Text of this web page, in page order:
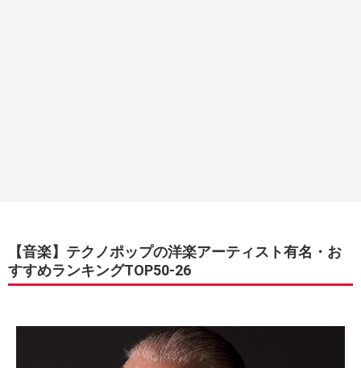
【音楽】テクノポップの洋楽アーティスト有名・お
すすめランキングTOP50-26